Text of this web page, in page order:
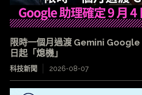
限時一個月過渡 Gemini Google
日起「熄機」
科技新聞 2026-08-07